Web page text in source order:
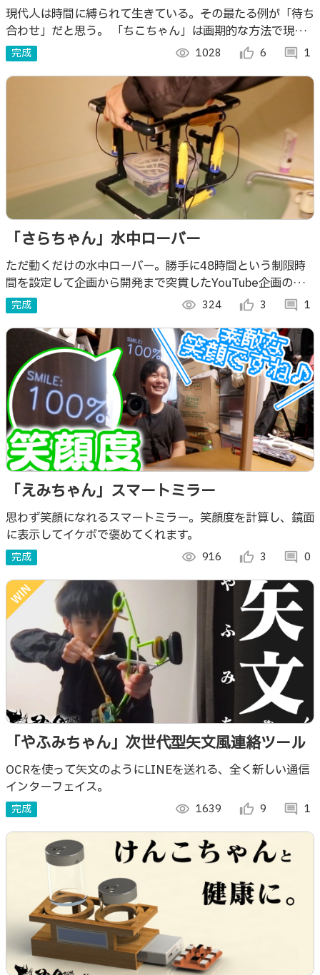
現代人は時間に縛られて生きている。その最たる例が「待ち
合わせ」だと思う。 「ちこちゃん」は画期的な方法で現代
人を時から解放してくれるWEBサービスである。
完成 visibility 1028 thumb_up_alt 6 comment 1
「さらちゃん」水中ローバー
ただ動くだけの水中ローバー。勝手に48時間という制限時
間を設定して企画から開発まで突貫したYouTube企画の成
果物です。
完成 visibility 324 thumb_up_alt 3 comment 1
「えみちゃん」スマートミラー
思わず笑顔になれるスマートミラー。笑顔度を計算し、鏡面
に表示してイケボで褒めてくれます。
完成 visibility 916 thumb_up_alt 3 comment 0
「やふみちゃん」次世代型矢文風連絡ツール
OCRを使って矢文のようにLINEを送れる、全く新しい通信
インターフェイス。
完成 visibility 1639 thumb_up_alt 9 comment 1